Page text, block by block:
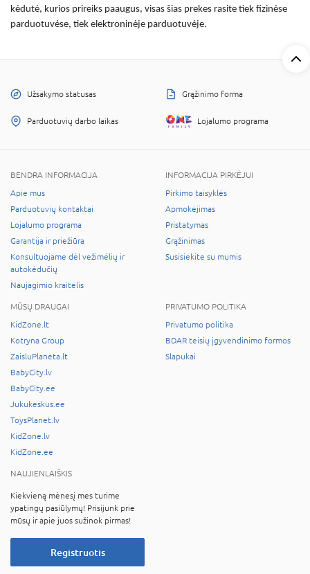
kėdutė, kurios prireiks paaugus, visas šias prekes rasite tiek fizinėse
parduotuvėse, tiek elektroninėje parduotuvėje.
Užsakymo statusas Grąžinimo forma
Parduotuvių darbo laikas Lojalumo programa
BENDRA INFORMACIJA
Apie mus
Parduotuvių kontaktai
Lojalumo programa
Garantija ir priežiūra
Konsultuojame dėl vežimėlių ir
autokėdučių
Naujagimio kraitelis
INFORMACIJA PIRKĖJUI
Pirkimo taisyklės
Apmokėjimas
Pristatymas
Grąžinimas
Susisiekite su mumis
MŪSŲ DRAUGAI
KidZone.lt
Kotryna Group
ZaisluPlaneta.lt
BabyCity.lv
BabyCity.ee
Jukukeskus.ee
ToysPlanet.lv
KidZone.lv
KidZone.ee
PRIVATUMO POLITIKA
Privatumo politika
BDAR teisių įgyvendinimo formos
Slapukai
NAUJIENLAIŠKIS
Kiekvieną mėnesį mes turime
ypatingų pasiūlymų! Prisijunk prie
mūsų ir apie juos sužinok pirmas!
Registruotis